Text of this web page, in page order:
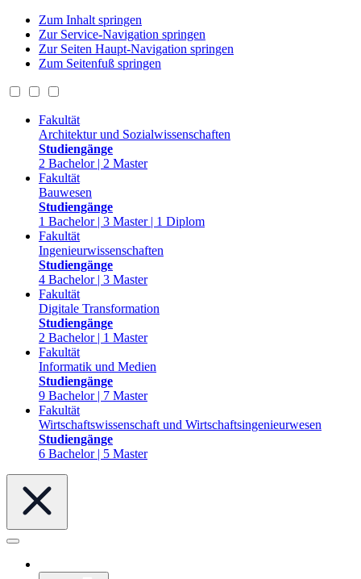
Zum Inhalt springen
Zur Service-Navigation springen
Zur Seiten Haupt-Navigation springen
Zum Seitenfuß springen
Fakultät
Architektur und Sozialwissenschaften
Studiengänge
2 Bachelor | 2 Master
Fakultät
Bauwesen
Studiengänge
1 Bachelor | 3 Master | 1 Diplom
Fakultät
Ingenieurwissenschaften
Studiengänge
4 Bachelor | 3 Master
Fakultät
Digitale Transformation
Studiengänge
2 Bachelor | 1 Master
Fakultät
Informatik und Medien
Studiengänge
9 Bachelor | 7 Master
Fakultät
Wirtschaftswissenschaft und Wirtschaftsingenieurwesen
Studiengänge
6 Bachelor | 5 Master